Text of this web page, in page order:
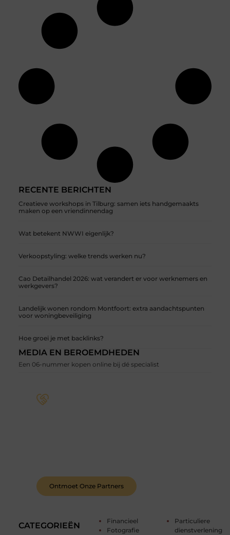
RECENTE BERICHTEN
Creatieve workshops in Tilburg: samen iets handgemaakts
maken op een vriendinnendag
Wat betekent NWWI eigenlijk?
Verkoopstyling: welke trends werken nu?
Cao Detailhandel 2026: wat verandert er voor werknemers en
werkgevers?
Landelijk wonen rondom Montfoort: extra aandachtspunten
voor woningbeveiliging
Hoe groei je met backlinks?
CATEGORIEËN
Financieel
Fotografie
Particuliere
dienstverlening
MEDIA EN BEROEMDHEDEN
Een 06-nummer kopen online bij dé specialist
Ontmoet Onze Partners